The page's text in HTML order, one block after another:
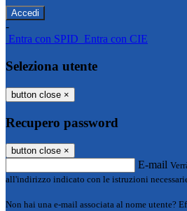
-
Entra con SPID Entra con CIE
Seleziona utente
button close ×
Recupero password
button close ×
E-mail
all'indirizzo indicato con le istruzioni
Non hai una e-mail associata al nome utente?